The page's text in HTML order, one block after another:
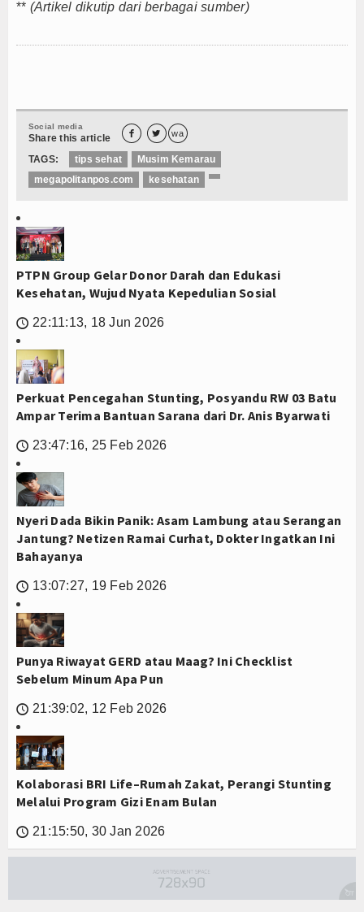
** (Artikel dikutip dari berbagai sumber)
Social media
Share this article   wa
TAGS: tips sehat
Musim Kemarau
megapolitanpos.com
kesehatan
PTPN Group Gelar Donor Darah dan Edukasi
Kesehatan, Wujud Nyata Kepedulian Sosial
🕔 22:11:13, 18 Jun 2026
Perkuat Pencegahan Stunting, Posyandu RW 03 Batu
Ampar Terima Bantuan Sarana dari Dr. Anis Byarwati
🕔 23:47:16, 25 Feb 2026
Nyeri Dada Bikin Panik: Asam Lambung atau Serangan
Jantung? Netizen Ramai Curhat, Dokter Ingatkan Ini
Bahayanya
🕔 13:07:27, 19 Feb 2026
Punya Riwayat GERD atau Maag? Ini Checklist
Sebelum Minum Apa Pun
🕔 21:39:02, 12 Feb 2026
Kolaborasi BRI Life–Rumah Zakat, Perangi Stunting
Melalui Program Gizi Enam Bulan
🕔 21:15:50, 30 Jan 2026